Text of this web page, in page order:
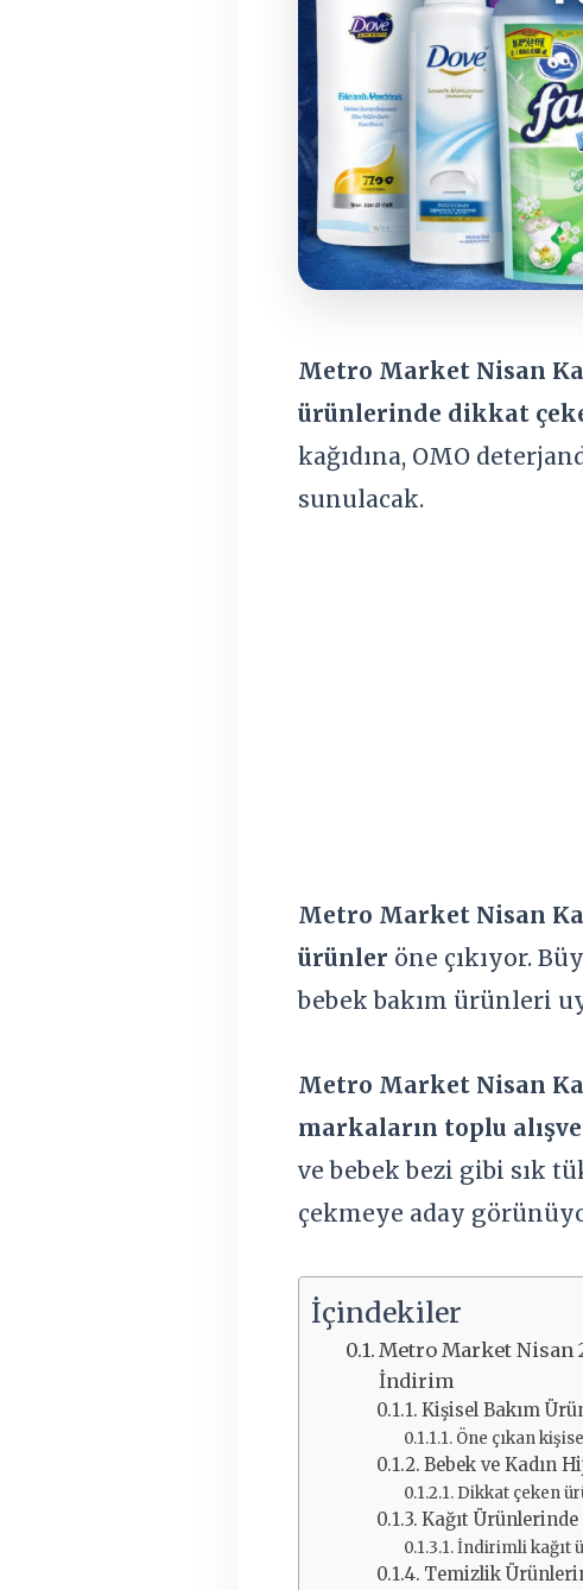
Metro Market Nisan
ürünlerinde dikkat
kağıdına, OMO
sunulacak.
Metro Market Nisan
ürünler öne çıkıyor.
bebek bakım ürünleri
Metro Market Nisan
markaların toplu
ve bebek bezi gibi sık
çekmeye aday
İçindekiler
Metro Market Nisan
İndirim
Kişisel Bakım
Öne çıkan
Bebek ve Kadın
Dikkat çeken
Kağıt
İndirimli kağıt
Temizlik